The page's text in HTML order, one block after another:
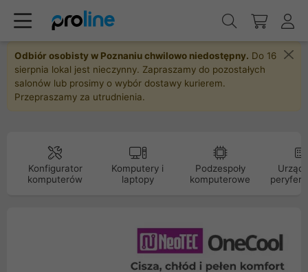
Odbiór osobisty w Poznaniu chwilowo niedostępny. Do 16
sierpnia lokal jest nieczynny. Zapraszamy do pozostałych
salonów lub prosimy o wybór dostawy kurierem.
Przepraszamy za utrudnienia.
Konfigurator
komputerów
Komputery i
laptopy
Podzespoły
komputerowe